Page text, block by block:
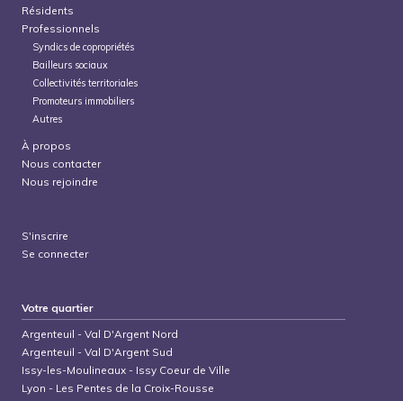
Résidents
Professionnels
Syndics de copropriétés
Bailleurs sociaux
Collectivités territoriales
Promoteurs immobiliers
Autres
À propos
Nous contacter
Nous rejoindre
S'inscrire
Se connecter
Votre quartier
Argenteuil -Val D'Argent Nord
Argenteuil -Val D'Argent Sud
Issy-les-Moulineaux - Issy Coeur de Ville
Lyon - Les Pentes de la Croix-Rousse